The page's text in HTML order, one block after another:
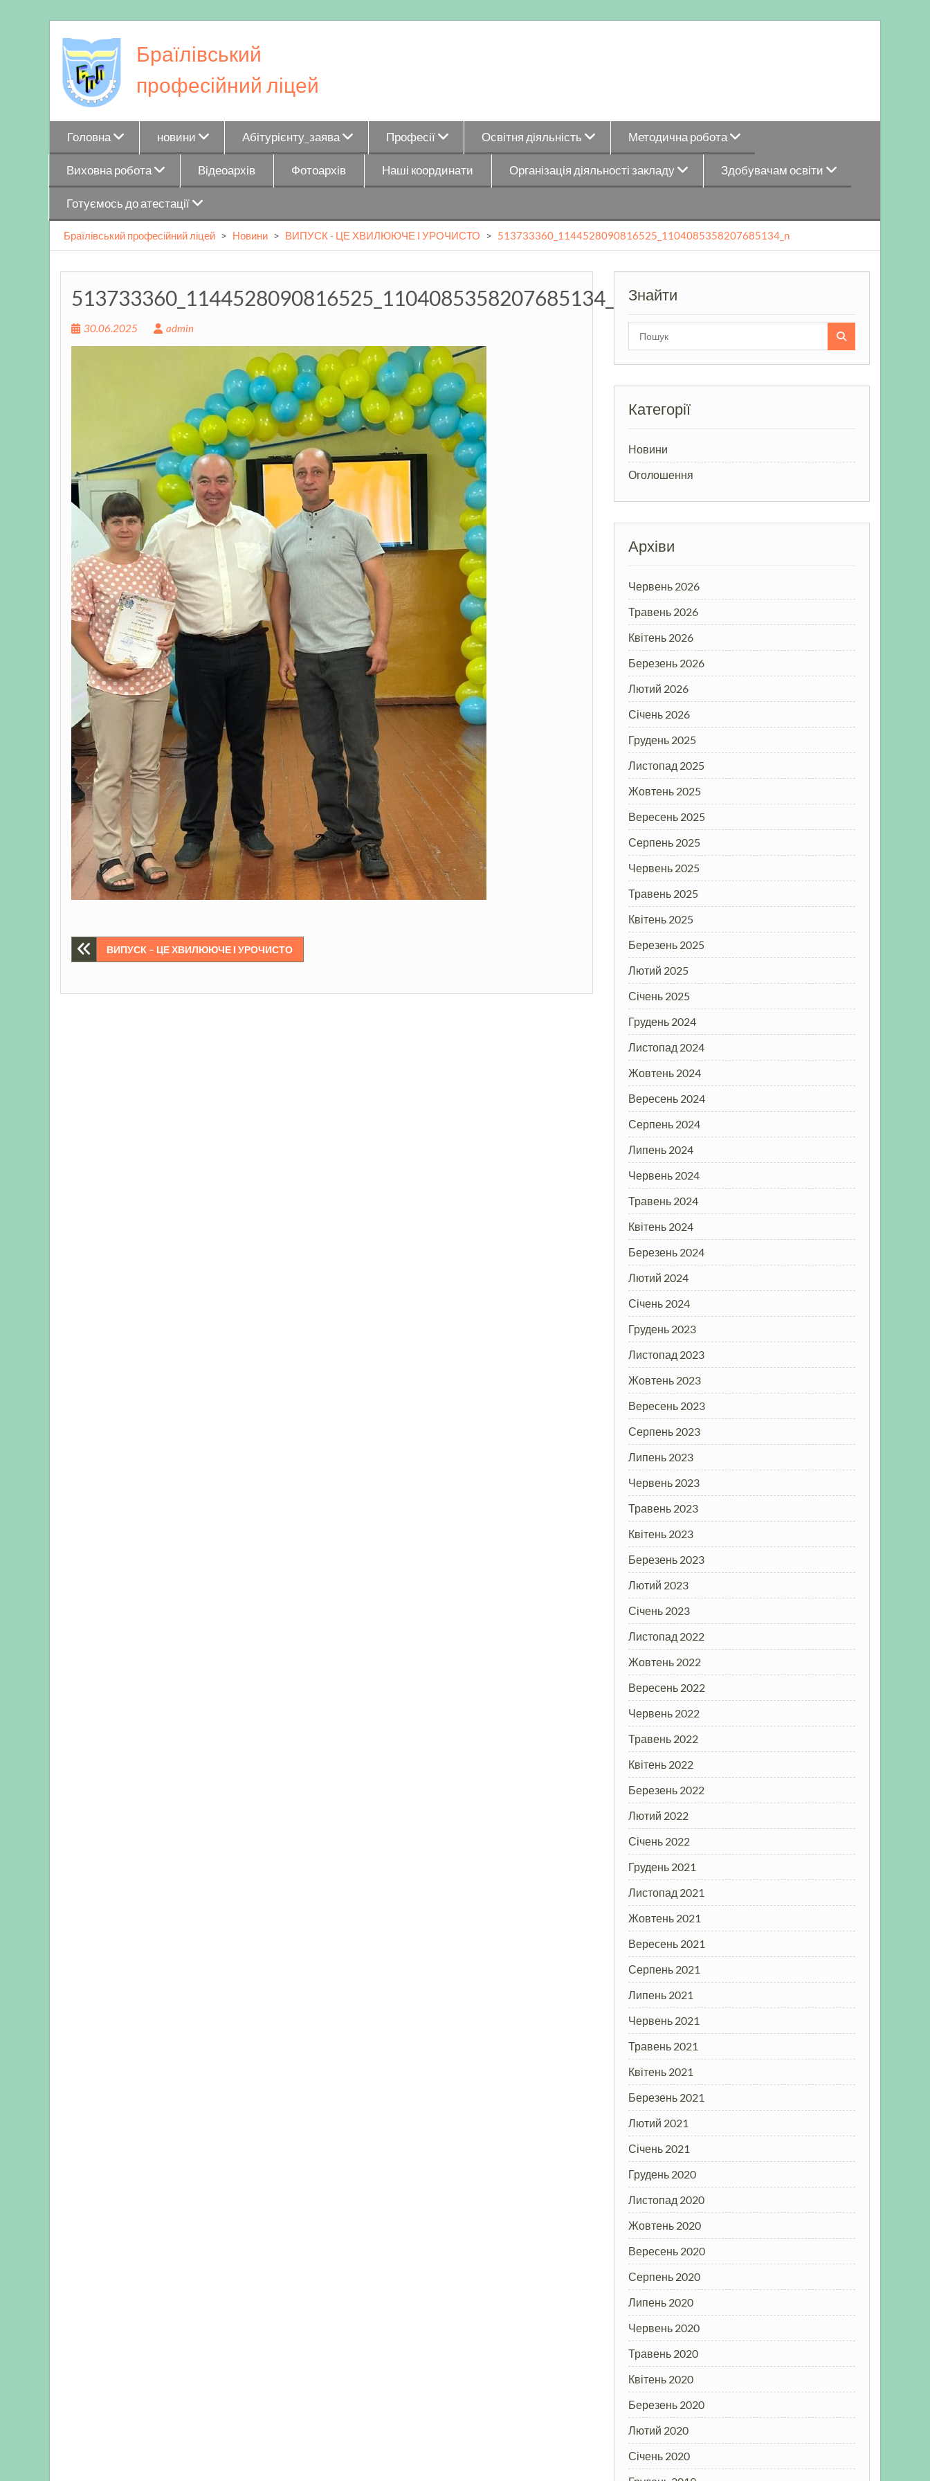
to
content
Браїлівський
професійний ліцей
Головна новини Абітурієнту_заява Професії Освітня діяльність Методична робота
Виховна робота Відеоархів Фотоархів Наші координати Організація діяльності закладу Здобувачам освіти
Готуємось до атестації
Браїлівський професійний ліцей > Новини > ВИПУСК - ЦЕ ХВИЛЮЮЧЕ І УРОЧИСТО > 513733360_1144528090816525_1104085358207685134_n
513733360_1144528090816525_1104085358207685134_n
30.06.2025 admin
Навігація
ВИПУСК – ЦЕ ХВИЛЮЮЧЕ І УРОЧИСТО
Знайти
Категорії
Новини
Оголошення
Архіви
Червень 2026
Травень 2026
Квітень 2026
Березень 2026
Лютий 2026
Січень 2026
Грудень 2025
Листопад 2025
Жовтень 2025
Вересень 2025
Серпень 2025
Червень 2025
Травень 2025
Квітень 2025
Березень 2025
Лютий 2025
Січень 2025
Грудень 2024
Листопад 2024
Жовтень 2024
Вересень 2024
Серпень 2024
Липень 2024
Червень 2024
Травень 2024
Квітень 2024
Березень 2024
Лютий 2024
Січень 2024
Грудень 2023
Листопад 2023
Жовтень 2023
Вересень 2023
Серпень 2023
Липень 2023
Червень 2023
Травень 2023
Квітень 2023
Березень 2023
Лютий 2023
Січень 2023
Листопад 2022
Жовтень 2022
Вересень 2022
Червень 2022
Травень 2022
Квітень 2022
Березень 2022
Лютий 2022
Січень 2022
Грудень 2021
Листопад 2021
Жовтень 2021
Вересень 2021
Серпень 2021
Липень 2021
Червень 2021
Травень 2021
Квітень 2021
Березень 2021
Лютий 2021
Січень 2021
Грудень 2020
Листопад 2020
Жовтень 2020
Вересень 2020
Серпень 2020
Липень 2020
Червень 2020
Травень 2020
Квітень 2020
Березень 2020
Лютий 2020
Січень 2020